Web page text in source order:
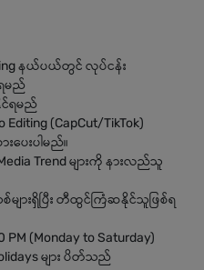
နယ်ပယ်တွင် လုပ်ငန်း
မည်
င်ရမည်
Editing (CapCut/TikTok)
ပေးပါမည်။
Trend များကို နားလည်သူ
များရှိပြီး တီထွင်ကြံဆနိုင်သူဖြစ်ရ
PM (Monday to Saturday)
များ ပိတ်သည်